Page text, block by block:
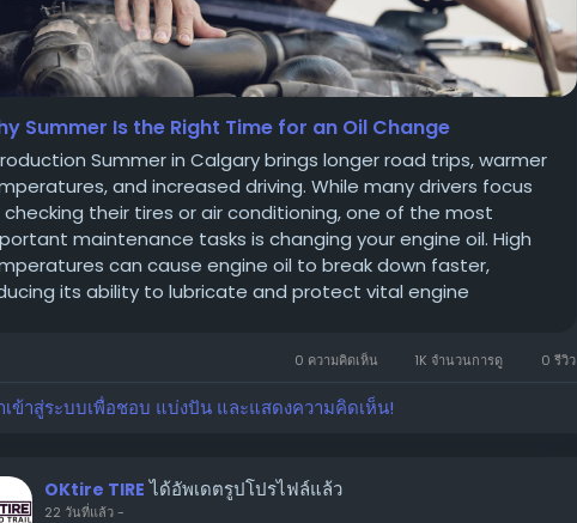
Summer Is the Right Time for an Oil Change
Summer in Calgary brings longer road trips, warmer
and increased driving. While many drivers focus
checking their tires or air conditioning, one of the most
maintenance tasks is changing your engine oil. High
can cause engine oil to break down faster,
its ability to lubricate and protect vital engine
0 ความคิดเห็น 1K จำนวนการดู 0 รีวิว
ข้าสู่ระบบเพื่อชอบ แบ่งปัน และแสดงความคิดเห็น!
OKtire TIRE ได้อัพเดตรูปโปรไฟล์แล้ว
22 วันที่แล้ว-